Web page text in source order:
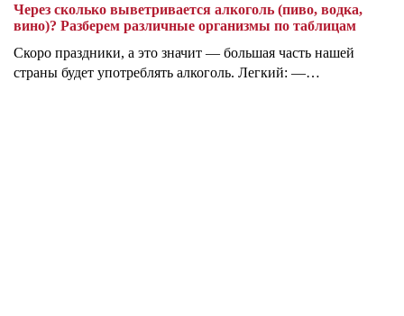
Через сколько выветривается алкоголь (пиво, водка,
вино)? Разберем различные организмы по таблицам
Скоро праздники, а это значит — большая часть нашей
страны будет употреблять алкоголь. Легкий: —…